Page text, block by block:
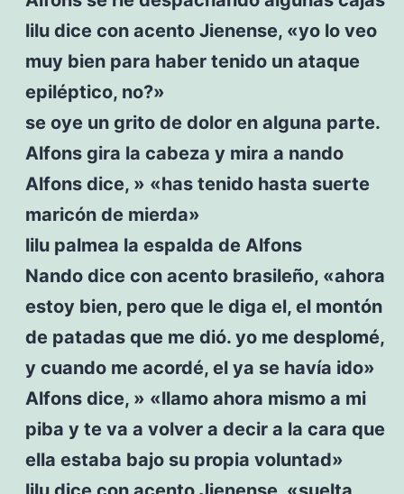
lilu dice con acento Jienense, «yo lo veo
muy bien para haber tenido un ataque
epiléptico, no?»
se oye un grito de dolor en alguna parte.
Alfons gira la cabeza y mira a nando
Alfons dice, » «has tenido hasta suerte
maricón de mierda»
lilu palmea la espalda de Alfons
Nando dice con acento brasileño, «ahora
estoy bien, pero que le diga el, el montón
de patadas que me dió. yo me desplomé,
y cuando me acordé, el ya se havía ido»
Alfons dice, » «llamo ahora mismo a mi
piba y te va a volver a decir a la cara que
ella estaba bajo su propia voluntad»